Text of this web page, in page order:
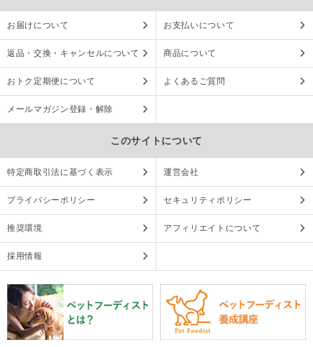
お届けについて お支払いについて
返品・交換・キャンセルについて 商品について
おトク定期便について よくあるご質問
メールマガジン登録・解除
このサイトについて
特定商取引法に基づく表示 運営会社
プライバシーポリシー セキュリティポリシー
推奨環境 アフィリエイトについて
採用情報